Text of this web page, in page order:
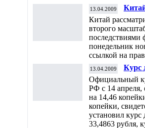
13.04.2009
Китай
второго
последствиями
понедельник
ссылкой на
13.04.2009
Курс
евро
Официальный
РФ с 14 апреля,
на 14,46
копейки,
установил курс
33,4863 рубля,